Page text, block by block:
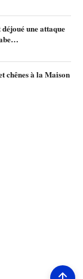
une attaque
chênes à la Maison